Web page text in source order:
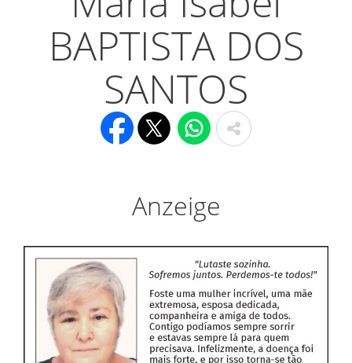
BAPTISTA DOS
SANTOS
Anzeige